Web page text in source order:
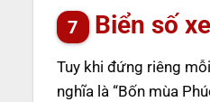
Biển số
Tuy khi đứng riêng
nghĩa là “Bốn mùa